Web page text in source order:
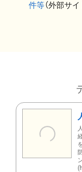
件等（外部サ